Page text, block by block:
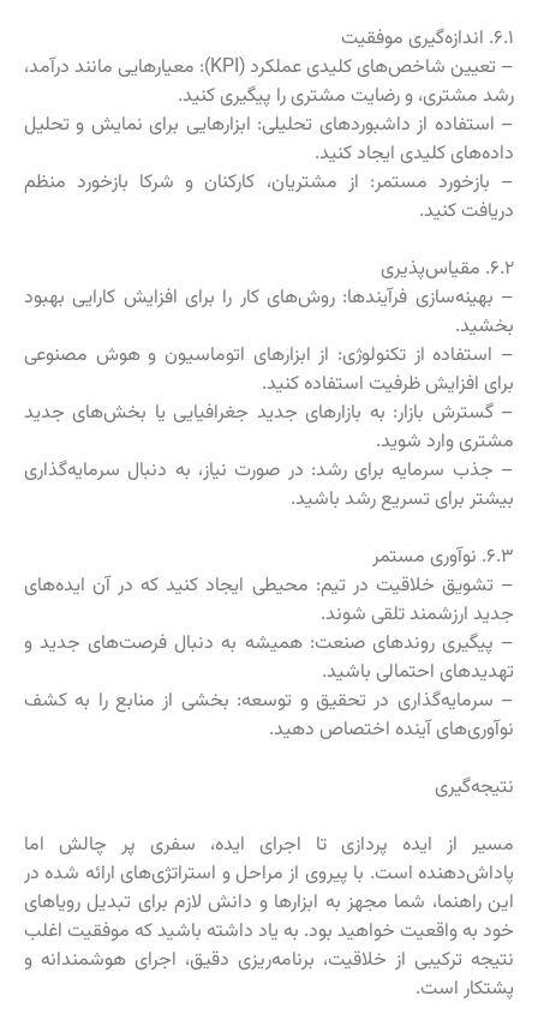
۶.۱. اندازه‌گیری موفقیت
– تعیین شاخص‌های کلیدی عملکرد (KPI): معیارهایی مانند درآمد،
رشد مشتری، و رضایت مشتری را پیگیری کنید.
– استفاده از داشبوردهای تحلیلی: ابزارهایی برای نمایش و تحلیل
داده‌های کلیدی ایجاد کنید.
– بازخورد مستمر: از مشتریان، کارکنان و شرکا بازخورد منظم
دریافت کنید.
۶.۲. مقیاس‌پذیری
– بهینه‌سازی فرآیندها: روش‌های کار را برای افزایش کارایی بهبود
بخشید.
– استفاده از تکنولوژی: از ابزارهای اتوماسیون و هوش مصنوعی
برای افزایش ظرفیت استفاده کنید.
– گسترش بازار: به بازارهای جدید جغرافیایی یا بخش‌های جدید
مشتری وارد شوید.
– جذب سرمایه برای رشد: در صورت نیاز، به دنبال سرمایه‌گذاری
بیشتر برای تسریع رشد باشید.
۶.۳. نوآوری مستمر
– تشویق خلاقیت در تیم: محیطی ایجاد کنید که در آن ایده‌های
جدید ارزشمند تلقی شوند.
– پیگیری روندهای صنعت: همیشه به دنبال فرصت‌های جدید و
تهدیدهای احتمالی باشید.
– سرمایه‌گذاری در تحقیق و توسعه: بخشی از منابع را به کشف
نوآوری‌های آینده اختصاص دهید.
نتیجه‌گیری
مسیر از ایده پردازی تا اجرای ایده، سفری پر چالش اما
پاداش‌دهنده است. با پیروی از مراحل و استراتژی‌های ارائه شده در
این راهنما، شما مجهز به ابزارها و دانش لازم برای تبدیل رویاهای
خود به واقعیت خواهید بود. به یاد داشته باشید که موفقیت اغلب
نتیجه ترکیبی از خلاقیت، برنامه‌ریزی دقیق، اجرای هوشمندانه و
پشتکار است.